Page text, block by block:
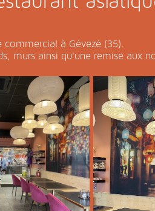
à Gévezé (35).
murs ainsi qu'une remise aux